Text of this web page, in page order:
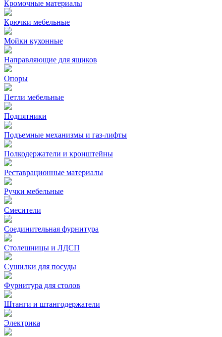
Кромочные материалы
Крючки мебельные
Мойки кухонные
Направляющие для ящиков
Опоры
Петли мебельные
Подпятники
Подъемные механизмы и газ-лифты
Полкодержатели и кронштейны
Реставрационные материалы
Ручки мебельные
Смесители
Соединительная фурнитура
Столешницы и ЛДСП
Сушилки для посуды
Фурнитура для столов
Штанги и штангодержатели
Электрика